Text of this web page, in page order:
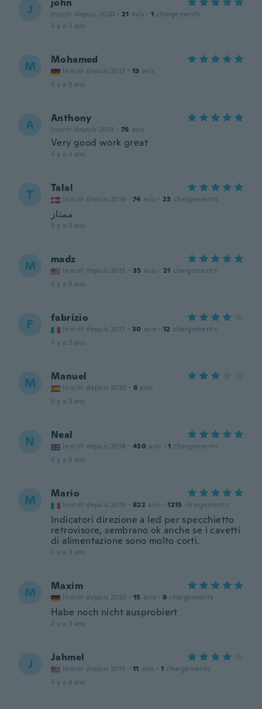
J john
Inscrit depuis 2020 · 21 avis · 1 chargements
il y a 3 ans
M Mohamed
Inscrit depuis 2017 · 13 avis
il y a 3 ans
A Anthony
Inscrit depuis 2019 · 76 avis
Very good work great
il y a 3 ans
T Talal
Inscrit depuis 2016 · 74 avis · 23 chargements
ممتاز
il y a 3 ans
M madz
Inscrit depuis 2015 · 35 avis · 21 chargements
il y a 3 ans
F fabrizio
Inscrit depuis 2017 · 30 avis · 12 chargements
il y a 3 ans
M Manuel
Inscrit depuis 2020 · 8 avis
il y a 3 ans
N Neal
Inscrit depuis 2018 · 430 avis · 1 chargements
il y a 3 ans
M Mario
Inscrit depuis 2019 · 822 avis · 1215 chargements
Indicatori direzione a led per specchietto
retrovisore, sembrano ok anche se i cavetti
di alimentazione sono molto corti.
il y a 3 ans
M Maxim
Inscrit depuis 2020 · 15 avis · 9 chargements
Habe noch nicht ausprobiert
il y a 3 ans
J Jahmel
Inscrit depuis 2015 · 11 avis · 1 chargements
il y a 3 ans